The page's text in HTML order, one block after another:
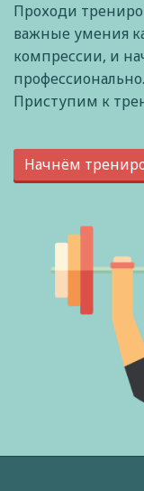
Проходи
важные умения
компрессии, и
Приступим к
Начнём